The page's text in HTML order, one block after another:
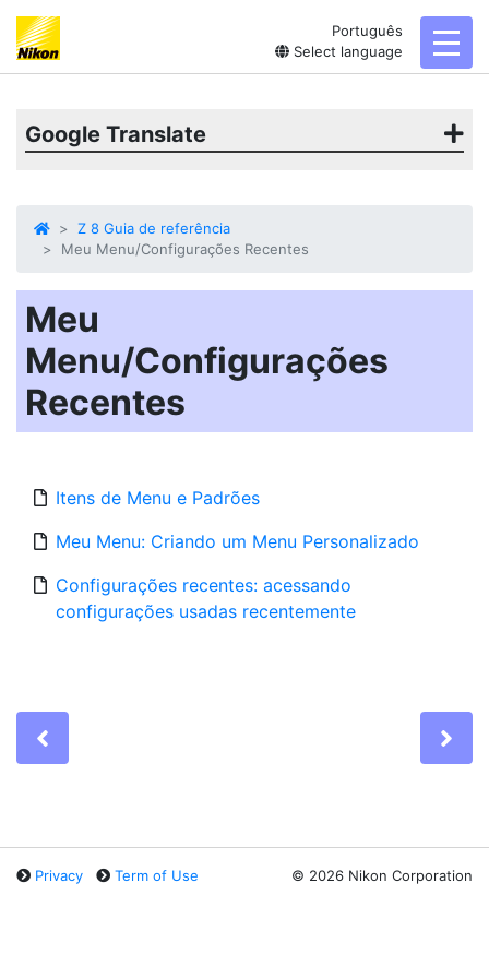
Português
Select language
Google Translate
Z 8 Guia de referência
Meu Menu/Configurações Recentes
Meu
Menu/Configurações
Recentes
Itens de Menu e Padrões
Meu Menu: Criando um Menu Personalizado
Configurações recentes: acessando
configurações usadas recentemente
Privacy Term of Use © 2026 Nikon Corporation